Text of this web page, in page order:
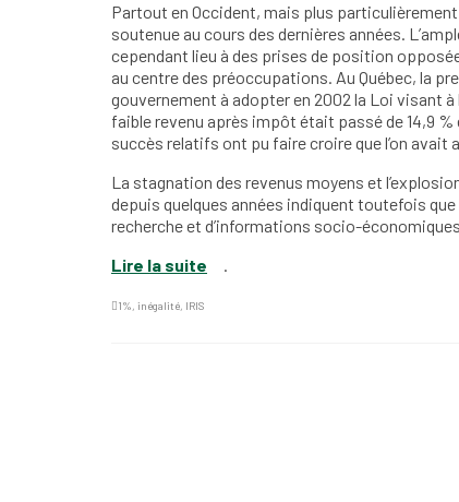
Partout en Occident, mais plus
soutenue au cours des dernières années.
cependant lieu à des prises de position
au centre des préoccupations. Au Québec, la
gouvernement à adopter en 2002 la Loi visant
faible revenu après impôt était passé de 14,9 %
succès relatifs ont pu faire croire que l’on
La stagnation des revenus moyens et
depuis quelques années indiquent toutefois que
recherche et d’informations socio-
Lire la suite
.
1%, inégalité, IRIS